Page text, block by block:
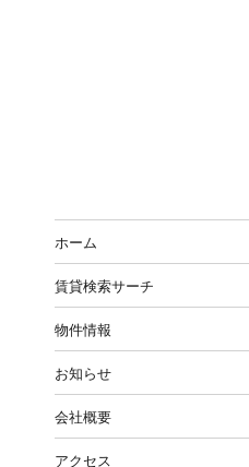
ホーム
賃貸検索サーチ
物件情報
お知らせ
会社概要
アクセス